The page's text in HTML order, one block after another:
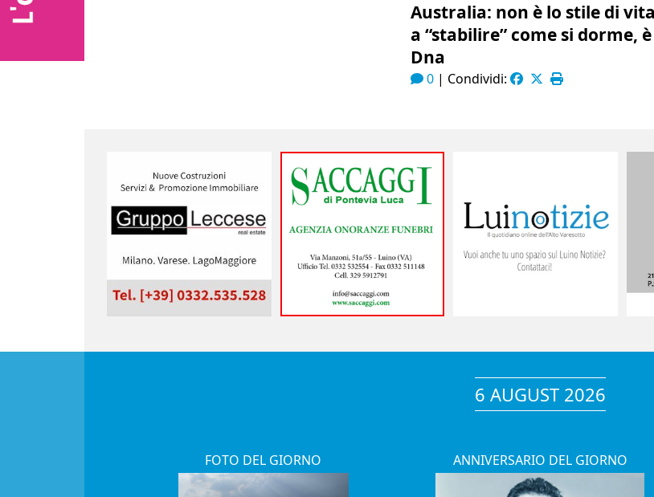
Australia: non è lo stile di vita
a “stabilire” come si dorme,
Dna
0 | Condividi:
6 AUGUST 2026
FOTO DEL GIORNO ANNIVERSARIO DEL GIORNO